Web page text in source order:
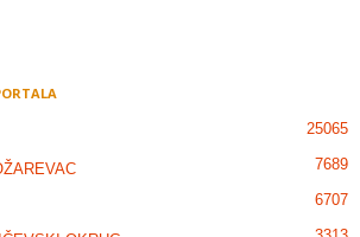
25065
7689
6707